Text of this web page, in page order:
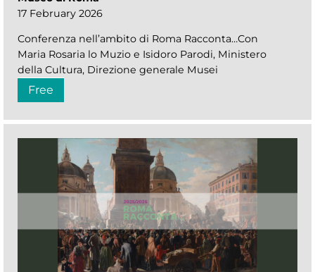
17 February 2026
Conferenza nell’ambito di Roma Racconta…Con
Maria Rosaria lo Muzio e Isidoro Parodi, Ministero
della Cultura, Direzione generale Musei
Free